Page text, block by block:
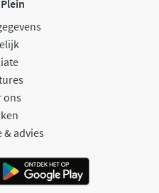
ons
& advies